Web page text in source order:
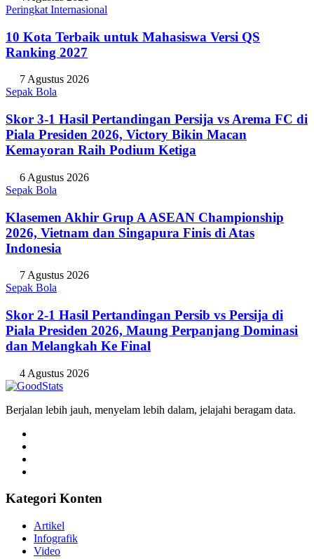
Peringkat Internasional
10 Kota Terbaik untuk Mahasiswa Versi QS
Ranking 2027
7 Agustus 2026
Sepak Bola
Skor 3-1 Hasil Pertandingan Persija vs Arema FC di
Piala Presiden 2026, Victory Bikin Macan
Kemayoran Raih Podium Ketiga
6 Agustus 2026
Sepak Bola
Klasemen Akhir Grup A ASEAN Championship
2026, Vietnam dan Singapura Finis di Atas
Indonesia
7 Agustus 2026
Sepak Bola
Skor 2-1 Hasil Pertandingan Persib vs Persija di
Piala Presiden 2026, Maung Perpanjang Dominasi
dan Melangkah Ke Final
4 Agustus 2026
Berjalan lebih jauh, menyelam lebih dalam, jelajahi beragam data.
Kategori Konten
Artikel
Infografik
Video